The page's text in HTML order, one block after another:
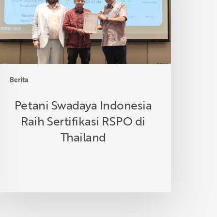
Berita
Petani Swadaya Indonesia
Raih Sertifikasi RSPO di
Thailand